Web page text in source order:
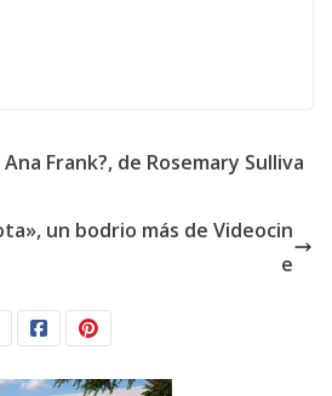
Frank?, de Rosemary Sulliva
un bodrio más de Videocin
e